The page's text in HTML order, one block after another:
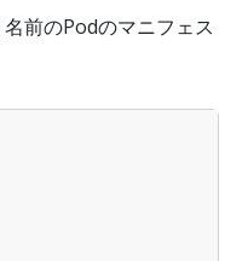
名前のPodのマニフェス